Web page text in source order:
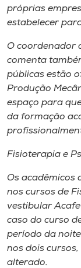
próprias
estabelecer
O coordenador
comenta
públicas estão
Produção
espaço para
da formação
Fisioterapia e
Os acadêmicos
nos cursos de
vestibular
caso do curso
período da
nos dois
alterado.